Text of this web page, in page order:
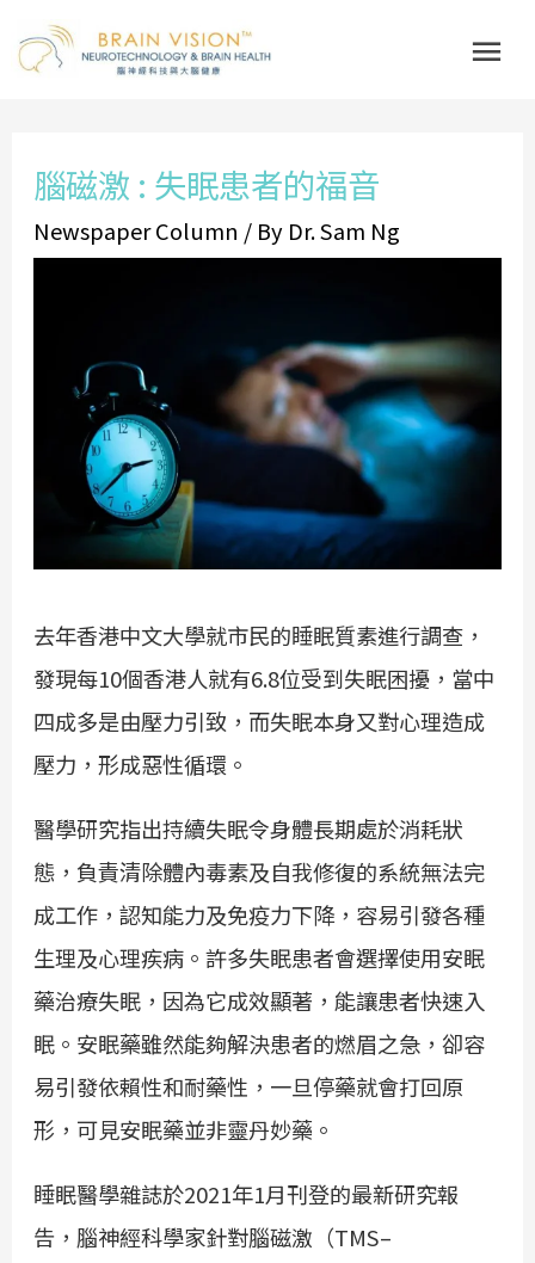
to
腦磁激 : 失眠患者的福音
Newspaper Column / By Dr. Sam Ng
去年香港中文大學就市民的睡眠質素進行調查，
發現每10個香港人就有6.8位受到失眠困擾，當中
四成多是由壓力引致，而失眠本身又對心理造成
壓力，形成惡性循環。
醫學研究指出持續失眠令身體長期處於消耗狀
態，負責清除體內毒素及自我修復的系統無法完
成工作，認知能力及免疫力下降，容易引發各種
生理及心理疾病。許多失眠患者會選擇使用安眠
藥治療失眠，因為它成效顯著，能讓患者快速入
眠。安眠藥雖然能夠解決患者的燃眉之急，卻容
易引發依賴性和耐藥性，一旦停藥就會打回原
形，可見安眠藥並非靈丹妙藥。
睡眠醫學雜誌於2021年1月刊登的最新研究報
告，腦神經科學家針對腦磁激（TMS–
navigation